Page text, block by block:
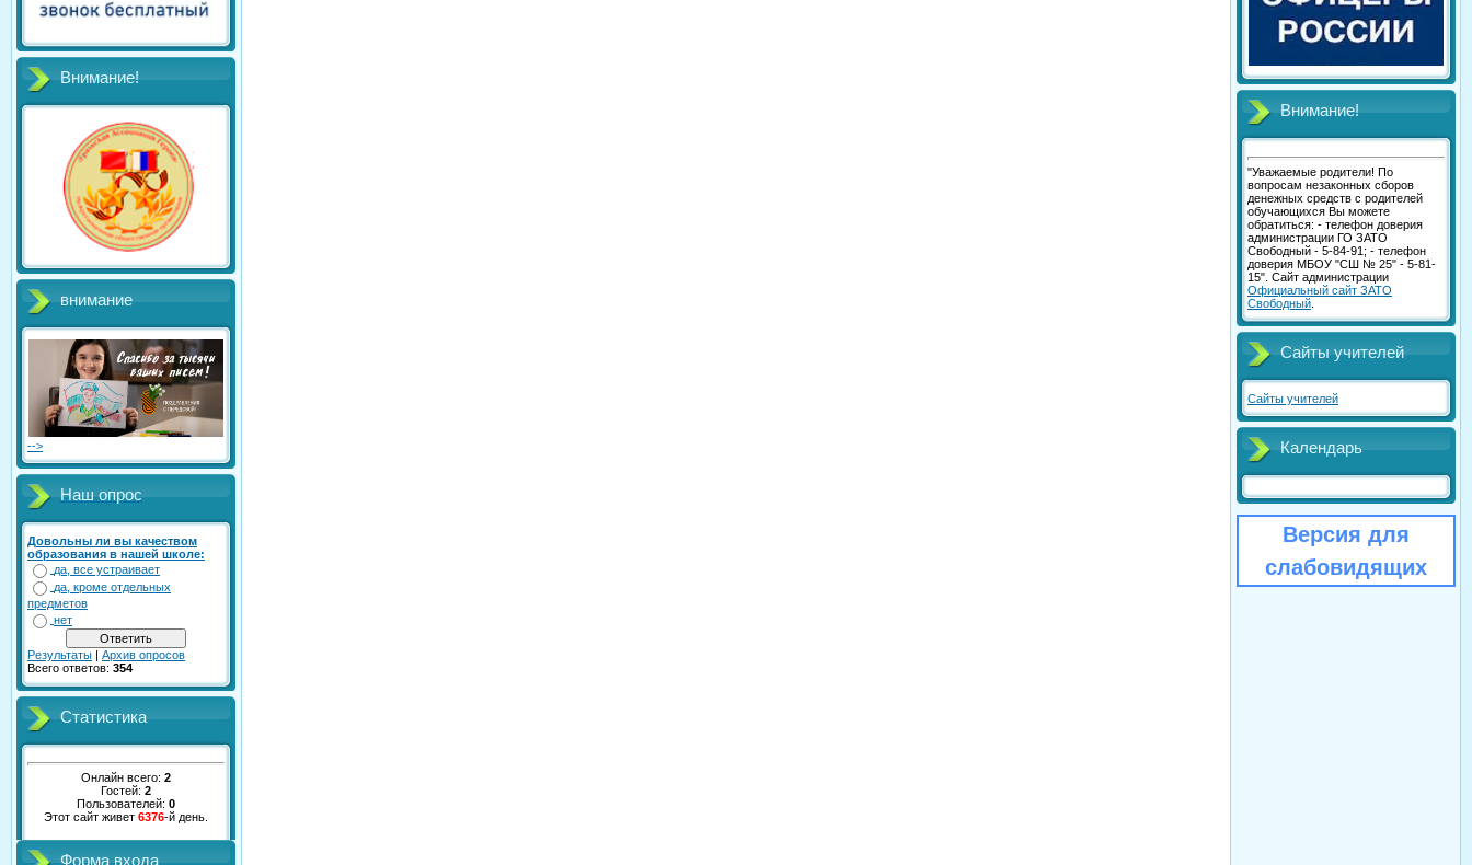
Внимание!
внимание
-->
Наш опрос
Довольны ли вы качеством
образования в нашей школе:
да, все устраивает
да, кроме отдельных
предметов
нет
Результаты | Архив опросов
Всего ответов: 354
Статистика
Онлайн всего: 2
Гостей: 2
Пользователей: 0
Этот сайт живет 6376-й день.
Форма входа
Внимание!
"Уважаемые родители! По
вопросам незаконных сборов
денежных средств с родителей
обучающихся Вы можете
обратиться: - телефон доверия
администрации ГО ЗАТО
Свободный - 5-84-91; - телефон
доверия МБОУ "СШ № 25" - 5-81-
15". Сайт администрации
Официальный сайт ЗАТО
Свободный
Сайты учителей
Сайты учителей
Календарь
Версия для
слабовидящих